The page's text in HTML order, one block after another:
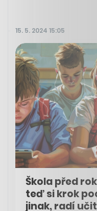
15. 5. 2024 15:05
Škola před
teď si krok
jinak, radí